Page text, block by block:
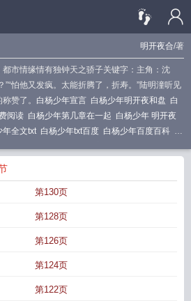
明开夜合/著
市情缘情有独钟天之骄子关键字：主角：沈
”“怕他又发疯。太能折腾了，折寿。”陆明潼听见
赞了。 白杨少年宣言 白杨少年明开夜和盘 白
阅读 白杨少年第几章在一起 白杨少年 明开夜
年全文txt 白杨少年txt百度 白杨少年百度百科 白
txt
少年明开夜合txt白杨少年讲了什么
加番外百度 白杨少年讲的什么
年全文免费阅读最新章节
年明开夜合笔趣阁
年叶寒叫爸爸后续
第130页
第128页
第126页
第124页
第122页